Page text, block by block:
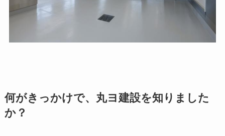
何がきっかけで、丸ヨ建設を知りました
か？